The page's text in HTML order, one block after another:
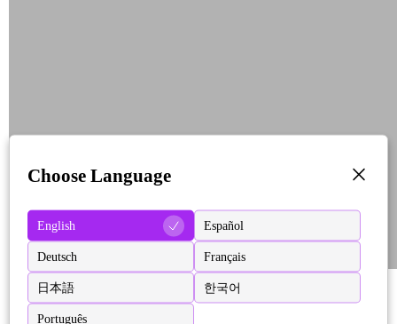
Choose Language
English Español
Deutsch Français
日本語 한국어
Português